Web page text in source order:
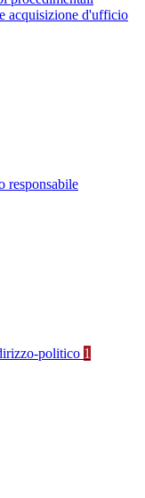
acquisizione d'ufficio
responsabile
politico 1